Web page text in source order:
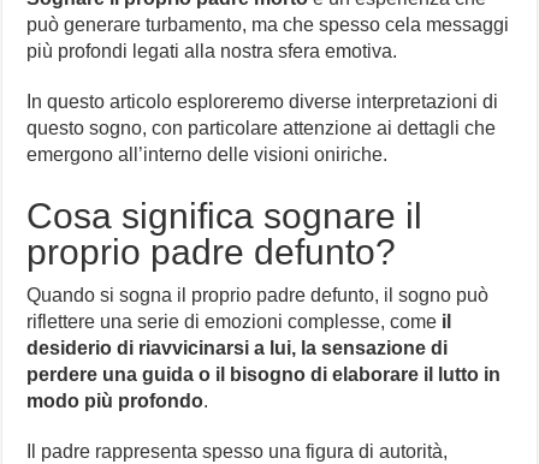
può generare turbamento, ma che spesso cela messaggi
più profondi legati alla nostra sfera emotiva.
In questo articolo esploreremo diverse interpretazioni di
questo sogno, con particolare attenzione ai dettagli che
emergono all’interno delle visioni oniriche.
Cosa significa sognare il
proprio padre defunto?
Quando si sogna il proprio padre defunto, il sogno può
riflettere una serie di emozioni complesse, come il
desiderio di riavvicinarsi a lui, la sensazione di
perdere una guida o il bisogno di elaborare il lutto in
modo più profondo.
Il padre rappresenta spesso una figura di autorità,